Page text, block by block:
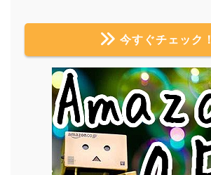
今すぐチェック！